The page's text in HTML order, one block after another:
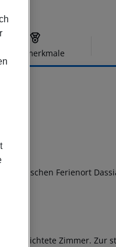
Hotelmerkmale
Ferienort
Zimmer. Zur